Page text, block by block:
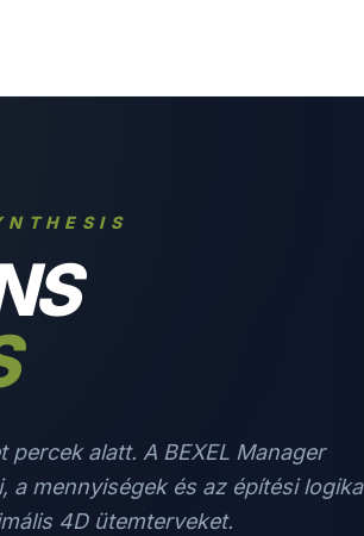
alatt. A BEXEL Manager
a mennyiségek és az építési logika
4D ütemterveket.